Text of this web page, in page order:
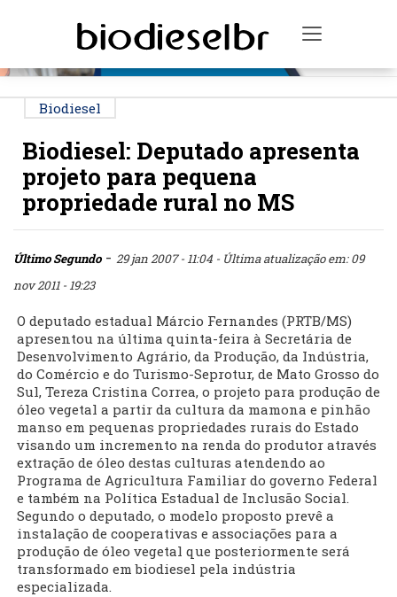
Toggle
Biodiesel
Biodiesel: Deputado apresenta
projeto para pequena
propriedade rural no MS
Último Segundo- 29 jan 2007 - 11:04 - Última atualização em: 09
nov 2011 - 19:23
O deputado estadual Márcio Fernandes (PRTB/MS)
apresentou na última quinta-feira à Secretária de
Desenvolvimento Agrário, da Produção, da Indústria,
do Comércio e do Turismo-Seprotur, de Mato Grosso do
Sul, Tereza Cristina Correa, o projeto para produção de
óleo vegetal a partir da cultura da mamona e pinhão
manso em pequenas propriedades rurais do Estado
visando um incremento na renda do produtor através
extração de óleo destas culturas atendendo ao
Programa de Agricultura Familiar do governo Federal
e também na Política Estadual de Inclusão Social.
Segundo o deputado, o modelo proposto prevê a
instalação de cooperativas e associações para a
produção de óleo vegetal que posteriormente será
transformado em biodiesel pela indústria
especializada.